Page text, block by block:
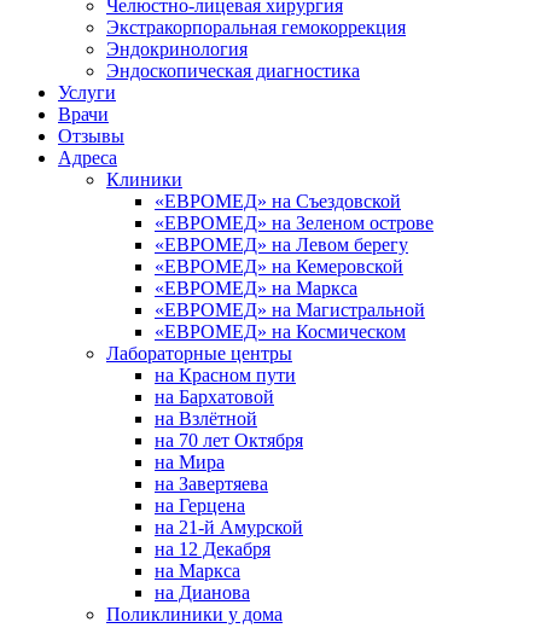
Челюстно-лицевая хирургия
Экстракорпоральная гемокоррекция
Эндокринология
Эндоскопическая диагностика
Услуги
Врачи
Отзывы
Адреса
Клиники
«ЕВРОМЕД» на Съездовской
«ЕВРОМЕД» на Зеленом острове
«ЕВРОМЕД» на Левом берегу
«ЕВРОМЕД» на Кемеровской
«ЕВРОМЕД» на Маркса
«ЕВРОМЕД» на Магистральной
«ЕВРОМЕД» на Космическом
Лабораторные центры
на Красном пути
на Бархатовой
на Взлётной
на 70 лет Октября
на Мира
на Завертяева
на Герцена
на 21-й Амурской
на 12 Декабря
на Маркса
на Дианова
Поликлиники у дома